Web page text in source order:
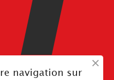
navigation sur